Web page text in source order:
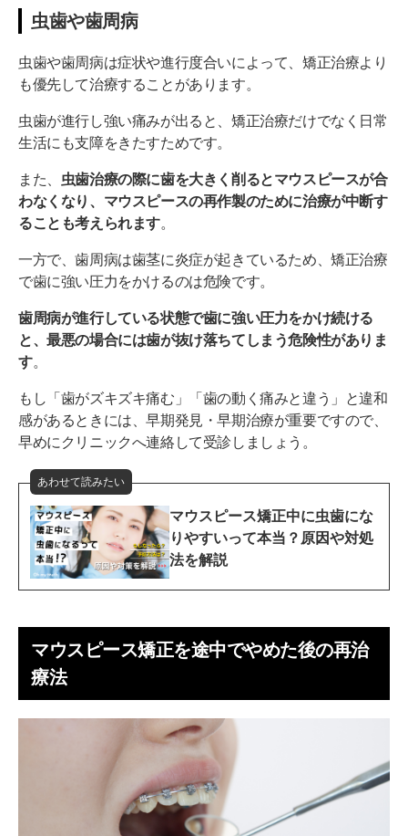
虫歯や歯周病
虫歯や歯周病は症状や進行度合いによって、矯正治療より
も優先して治療することがあります。
虫歯が進行し強い痛みが出ると、矯正治療だけでなく日常
生活にも支障をきたすためです。
また、 虫歯治療の際に歯を大きく削るとマウスピースが合
わなくなり、マウスピースの再作製のために治療が中断す
ることも考えられます。
一方で、歯周病は歯茎に炎症が起きているため、矯正治療
で歯に強い圧力をかけるのは危険です。
歯周病が進行している状態で歯に強い圧力をかけ続ける
と、最悪の場合には歯が抜け落ちてしまう危険性がありま
す。
もし「歯がズキズキ痛む」「歯の動く痛みと違う」と違和
感があるときには、早期発見・早期治療が重要ですので、
早めにクリニックへ連絡して受診しましょう。
あわせて読みたい
マウスピース矯正中に虫歯にな
りやすいって本当？原因や対処
法を解説
マウスピース矯正を途中でやめた後の再治
療法